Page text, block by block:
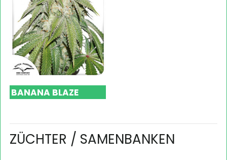
BANANA BLAZE
ZÜCHTER / SAMENBANKEN